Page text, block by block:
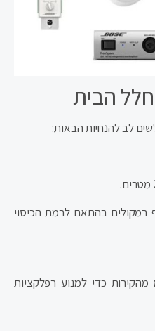
לב להנחיות הבאות:
רמקולים בהתאם לרמת הכיסוי
מרחק של 50-70 ס"מ מהקירות כדי למנוע רפלקציות